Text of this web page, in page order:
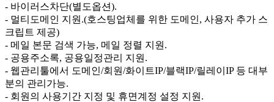
- 바이러스차단(별도옵션).
- 멀티도메인 지원.(호스팅업체를 위한 도메인, 사용자 추가 스
크립트 제공)
- 메일 본문 검색 가능, 메일 정렬 지원.
- 공용주소록, 공용일정관리 지원.
- 웹관리툴에서 도메인/회원/화이트IP/블랙IP/릴레이IP 등 대부
분의 관리가능.
- 회원의 사용기간 지정 및 휴면계정 설정 지원.